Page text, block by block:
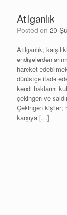
Atılganlık
Posted on 20
Atılganlık;
endişelerden
hareket
dürüstçe ifade
kendi haklarını
çekingen ve
Çekingen kişiler;
karşıya […]